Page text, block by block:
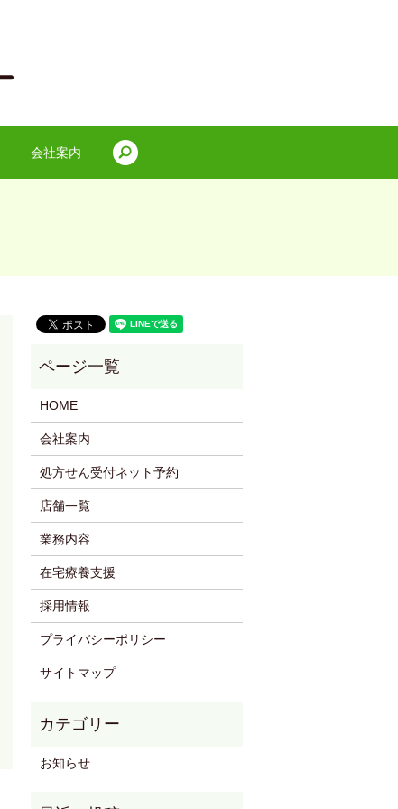
会社案内
HOME
会社案内
処方せん受付ネット予約
店舗一覧
業務内容
在宅療養支援
採用情報
プライバシーポリシー
サイトマップ
お知らせ